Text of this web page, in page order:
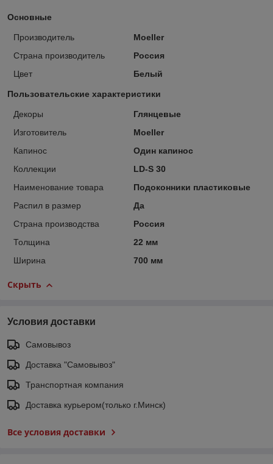
Основные
Производитель
Moeller
Страна производитель
Россия
Цвет
Белый
Пользовательские характеристики
Декоры
Глянцевые
Изготовитель
Moeller
Капинос
Один капинос
Коллекции
LD-S 30
Наименование товара
Подоконники пластиковые
Распил в размер
Да
Страна производства
Россия
Толщина
22 мм
Ширина
700 мм
Скрыть
Условия доставки
Самовывоз
Доставка "Самовывоз"
Транспортная компания
Доставка курьером(только г.Минск)
Все условия доставки